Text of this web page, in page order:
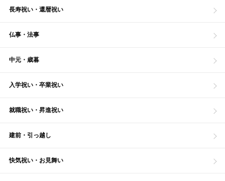
長寿祝い・還暦祝い
仏事・法事
中元・歳暮
入学祝い・卒業祝い
就職祝い・昇進祝い
建前・引っ越し
快気祝い・お見舞い